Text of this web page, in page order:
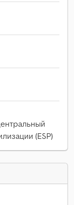
(ESP)